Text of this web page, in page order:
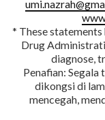
* These statements
Drug
diagnose,
Penafian:
dikongsi di
mencegah,